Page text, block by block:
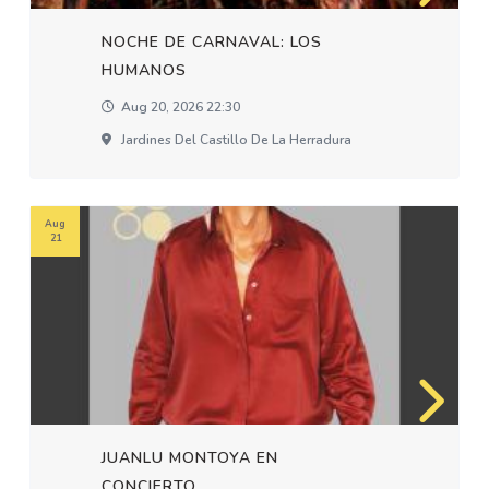
NOCHE DE CARNAVAL: LOS
HUMANOS
Aug 20, 2026 22:30
Jardines Del Castillo De La Herradura
JUANLU MONTOYA EN
Aug
21